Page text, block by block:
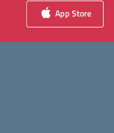
App Store